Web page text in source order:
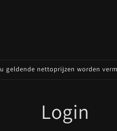
geldende nettoprijzen worden
Login